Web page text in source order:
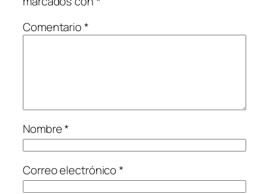
Comentario*
Nombre*
Correo electrónico*